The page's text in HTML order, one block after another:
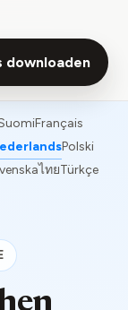
downloaden
Français
Polski
ไทยTürkçe